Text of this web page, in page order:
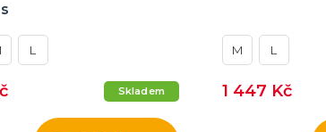
L
Skladem
M L
1 447 Kč